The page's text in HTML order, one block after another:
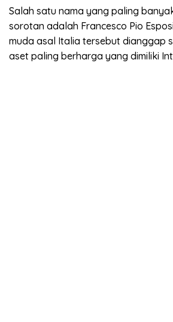
Salah satu nama yang paling
sorotan adalah Francesco Pio
muda asal Italia tersebut dianggap
aset paling berharga yang dimiliki